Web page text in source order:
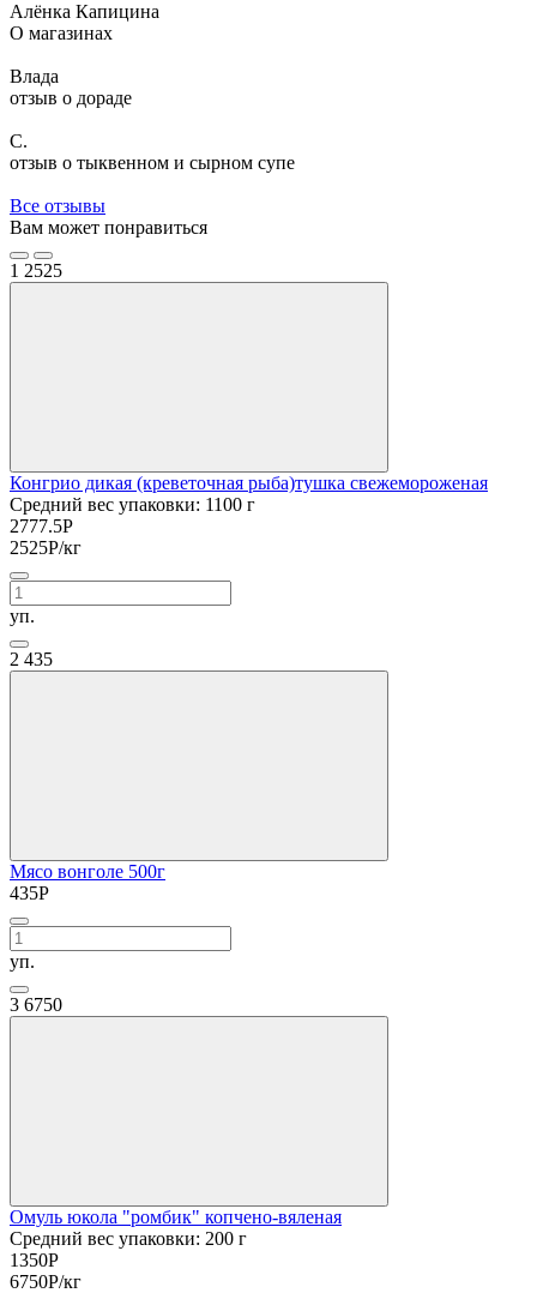
Алёнка Капицина
О магазинах
Влада
отзыв о дораде
С.
отзыв о тыквенном и сырном супе
Все отзывы
Вам может понравиться
1 2525
Конгрио дикая (креветочная рыба)тушка свежемороженая
Средний вес упаковки: 1100 г
2777.5Р
2525Р/кг
уп.
2 435
Мясо вонголе 500г
435Р
уп.
3 6750
Омуль юкола "ромбик" копчено-вяленая
Средний вес упаковки: 200 г
1350Р
6750Р/кг